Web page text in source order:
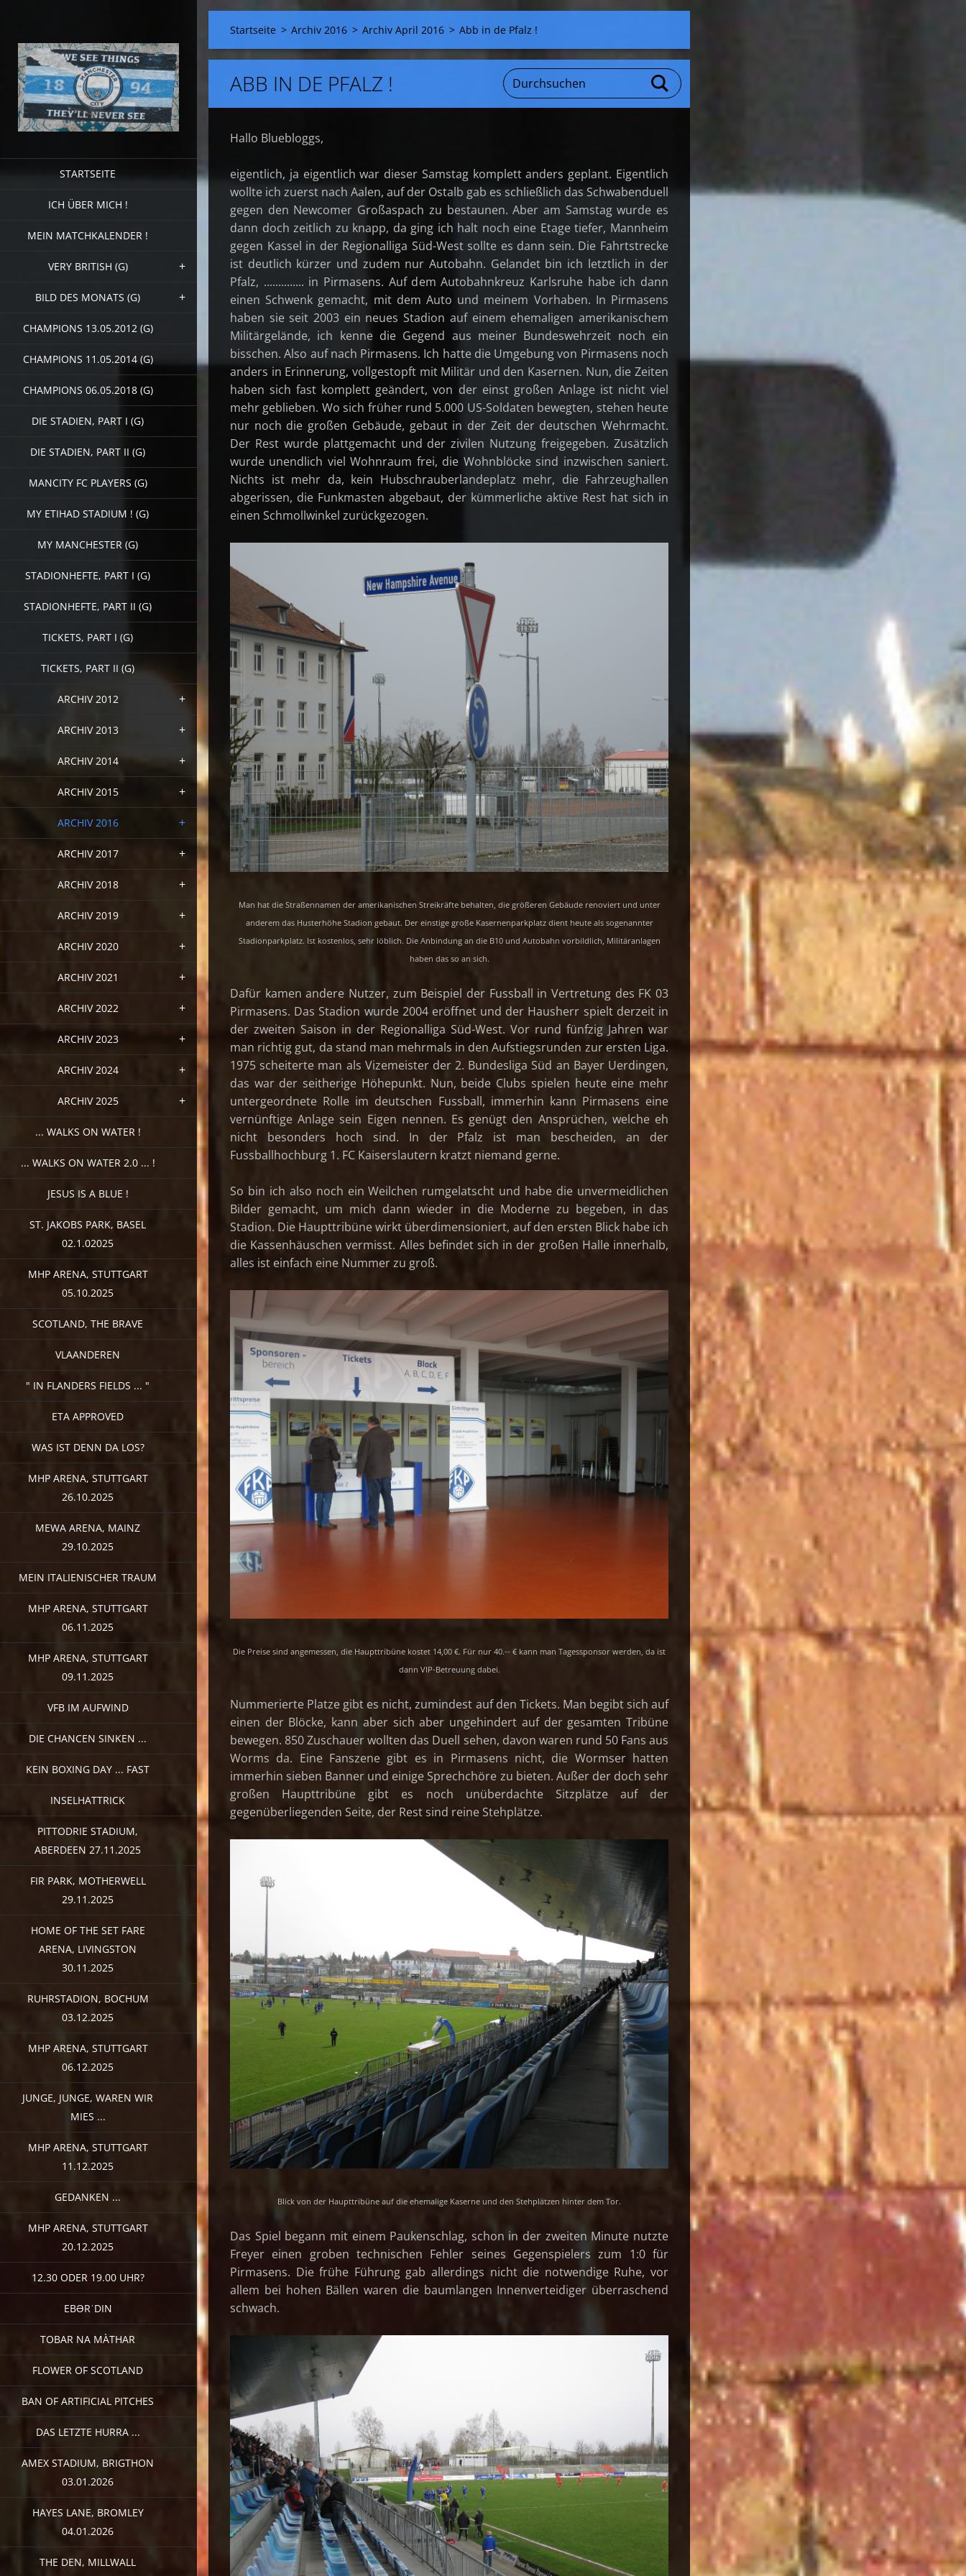
STARTSEITE
ICH ÜBER MICH !
MEIN MATCHKALENDER !
VERY BRITISH (G)
BILD DES MONATS (G)
CHAMPIONS 13.05.2012 (G)
CHAMPIONS 11.05.2014 (G)
CHAMPIONS 06.05.2018 (G)
DIE STADIEN, PART I (G)
DIE STADIEN, PART II (G)
MANCITY FC PLAYERS (G)
MY ETIHAD STADIUM ! (G)
MY MANCHESTER (G)
STADIONHEFTE, PART I (G)
STADIONHEFTE, PART II (G)
TICKETS, PART I (G)
TICKETS, PART II (G)
ARCHIV 2012
ARCHIV 2013
ARCHIV 2014
ARCHIV 2015
ARCHIV 2016
ARCHIV 2017
ARCHIV 2018
ARCHIV 2019
ARCHIV 2020
ARCHIV 2021
ARCHIV 2022
ARCHIV 2023
ARCHIV 2024
ARCHIV 2025
... WALKS ON WATER !
... WALKS ON WATER 2.0 ... !
JESUS IS A BLUE !
ST. JAKOBS PARK, BASEL
02.1.02025
MHP ARENA, STUTTGART
05.10.2025
SCOTLAND, THE BRAVE
VLAANDEREN
" IN FLANDERS FIELDS ... "
ETA APPROVED
WAS IST DENN DA LOS?
MHP ARENA, STUTTGART
26.10.2025
MEWA ARENA, MAINZ
29.10.2025
MEIN ITALIENISCHER TRAUM
MHP ARENA, STUTTGART
06.11.2025
MHP ARENA, STUTTGART
09.11.2025
VFB IM AUFWIND
DIE CHANCEN SINKEN ...
KEIN BOXING DAY ... FAST
INSELHATTRICK
PITTODRIE STADIUM,
ABERDEEN 27.11.2025
FIR PARK, MOTHERWELL
29.11.2025
HOME OF THE SET FARE
ARENA, LIVINGSTON
30.11.2025
RUHRSTADION, BOCHUM
03.12.2025
MHP ARENA, STUTTGART
06.12.2025
JUNGE, JUNGE, WAREN WIR
MIES ...
MHP ARENA, STUTTGART
11.12.2025
GEDANKEN ...
MHP ARENA, STUTTGART
20.12.2025
12.30 ODER 19.00 UHR?
EBƏRˈDIN
TOBAR NA MÀTHAR
FLOWER OF SCOTLAND
BAN OF ARTIFICIAL PITCHES
DAS LETZTE HURRA ...
AMEX STADIUM, BRIGTHON
03.01.2026
HAYES LANE, BROMLEY
04.01.2026
THE DEN, MILLWALL
Startseite > Archiv 2016 > Archiv April 2016 > Abb in de Pfalz !
ABB IN DE PFALZ !
Hallo Bluebloggs,
eigentlich, ja eigentlich war dieser Samstag komplett anders geplant. Eigentlich
wollte ich zuerst nach Aalen, auf der Ostalb gab es schließlich das Schwabenduell
gegen den Newcomer Großaspach zu bestaunen. Aber am Samstag wurde es
dann doch zeitlich zu knapp, da ging ich halt noch eine Etage tiefer, Mannheim
gegen Kassel in der Regionalliga Süd-West sollte es dann sein. Die Fahrtstrecke
ist deutlich kürzer und zudem nur Autobahn. Gelandet bin ich letztlich in der
Pfalz, .............. in Pirmasens. Auf dem Autobahnkreuz Karlsruhe habe ich dann
einen Schwenk gemacht, mit dem Auto und meinem Vorhaben. In Pirmasens
haben sie seit 2003 ein neues Stadion auf einem ehemaligen amerikanischem
Militärgelände, ich kenne die Gegend aus meiner Bundeswehrzeit noch ein
bisschen. Also auf nach Pirmasens. Ich hatte die Umgebung von Pirmasens noch
anders in Erinnerung, vollgestopft mit Militär und den Kasernen. Nun, die Zeiten
haben sich fast komplett geändert, von der einst großen Anlage ist nicht viel
mehr geblieben. Wo sich früher rund 5.000 US-Soldaten bewegten, stehen heute
nur noch die großen Gebäude, gebaut in der Zeit der deutschen Wehrmacht.
Der Rest wurde plattgemacht und der zivilen Nutzung freigegeben. Zusätzlich
wurde unendlich viel Wohnraum frei, die Wohnblöcke sind inzwischen saniert.
Nichts ist mehr da, kein Hubschrauberlandeplatz mehr, die Fahrzeughallen
abgerissen, die Funkmasten abgebaut, der kümmerliche aktive Rest hat sich in
einen Schmollwinkel zurückgezogen.
Man hat die Straßennamen der amerikanischen Streikräfte behalten, die größeren Gebäude renoviert und unter
anderem das Husterhöhe Stadion gebaut. Der einstige große Kasernenparkplatz dient heute als sogenannter
Stadionparkplatz. Ist kostenlos, sehr löblich. Die Anbindung an die B10 und Autobahn vorbildlich, Militäranlagen
haben das so an sich.
Dafür kamen andere Nutzer, zum Beispiel der Fussball in Vertretung des FK 03
Pirmasens. Das Stadion wurde 2004 eröffnet und der Hausherr spielt derzeit in
der zweiten Saison in der Regionalliga Süd-West. Vor rund fünfzig Jahren war
man richtig gut, da stand man mehrmals in den Aufstiegsrunden zur ersten Liga.
1975 scheiterte man als Vizemeister der 2. Bundesliga Süd an Bayer Uerdingen,
das war der seitherige Höhepunkt. Nun, beide Clubs spielen heute eine mehr
untergeordnete Rolle im deutschen Fussball, immerhin kann Pirmasens eine
vernünftige Anlage sein Eigen nennen. Es genügt den Ansprüchen, welche eh
nicht besonders hoch sind. In der Pfalz ist man bescheiden, an der
Fussballhochburg 1. FC Kaiserslautern kratzt niemand gerne.
So bin ich also noch ein Weilchen rumgelatscht und habe die unvermeidlichen
Bilder gemacht, um mich dann wieder in die Moderne zu begeben, in das
Stadion. Die Haupttribüne wirkt überdimensioniert, auf den ersten Blick habe ich
die Kassenhäuschen vermisst. Alles befindet sich in der großen Halle innerhalb,
alles ist einfach eine Nummer zu groß.
Die Preise sind angemessen, die Haupttribüne kostet 14,00 €. Für nur 40.-- € kann man Tagessponsor werden, da ist
dann VIP-Betreuung dabei.
Nummerierte Platze gibt es nicht, zumindest auf den Tickets. Man begibt sich auf
einen der Blöcke, kann aber sich aber ungehindert auf der gesamten Tribüne
bewegen. 850 Zuschauer wollten das Duell sehen, davon waren rund 50 Fans aus
Worms da. Eine Fanszene gibt es in Pirmasens nicht, die Wormser hatten
immerhin sieben Banner und einige Sprechchöre zu bieten. Außer der doch sehr
großen Haupttribüne gibt es noch unüberdachte Sitzplätze auf der
gegenüberliegenden Seite, der Rest sind reine Stehplätze.
Blick von der Haupttribüne auf die ehemalige Kaserne und den Stehplätzen hinter dem Tor.
Das Spiel begann mit einem Paukenschlag, schon in der zweiten Minute nutzte
Freyer einen groben technischen Fehler seines Gegenspielers zum 1:0 für
Pirmasens. Die frühe Führung gab allerdings nicht die notwendige Ruhe, vor
allem bei hohen Bällen waren die baumlangen Innenverteidiger überraschend
schwach.